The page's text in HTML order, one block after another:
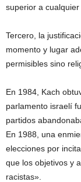
superior a cualquier
Tercero, la
momento y lugar
permisibles sino
En 1984, Kach
parlamento israelí
partidos
En 1988, una
elecciones por
que los objetivos y
racistas».